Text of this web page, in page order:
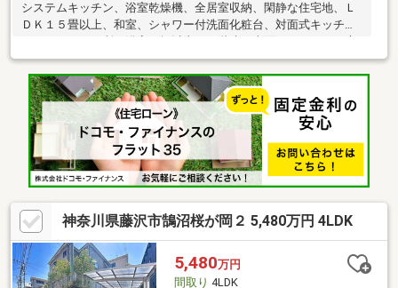
システムキッチン、浴室乾燥機、全居室収納、閑静な住宅地、Ｌ
ＤＫ１５畳以上、和室、シャワー付洗面化粧台、対面式キッチ
下収納、浴室に窓、ＴＶモニタ付インターホン、通風良好、ウォ
ークインクローゼット、リビング階段、全居室複層ガラスか複層
サッシ、都市ガス、納戸、食器洗乾燥機、周辺交通量少なめ
神奈川県藤沢市鵠沼桜が岡２ 5,480万円 4LDK
5,480万円
間取り 4LDK